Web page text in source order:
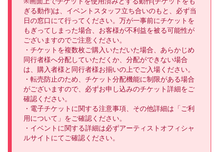
ぎる動作)は、イベントスタッフ立ち合いのもと、必ず当
日の窓口にて行ってください。万が一事前にチケットを
もぎってしまった場合、お客様が不利益を被る可能性が
ございますのでご注意ください。
・チケットを複数枚ご購入いただいた場合、あらかじめ
同行者様へ分配していただくか、分配ができない場合
は、購入者様と同行者様お揃いの上でご入場ください。
・転売防止のため、チケット分配機能に制限がある場合
がございますので、必ずお申し込みのチケット詳細をご
確認ください。
・電子チケットに関する注意事項、その他詳細は「ご利
用について」をご確認ください。
・イベントに関する詳細は必ずアーティストオフィシャ
ルサイトにてご確認ください。